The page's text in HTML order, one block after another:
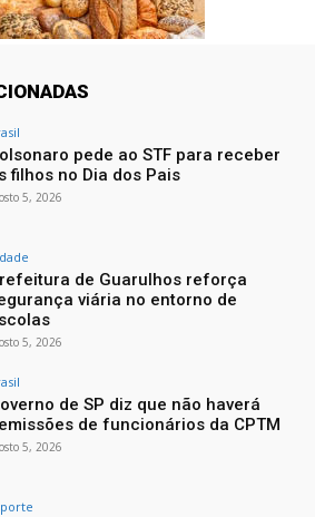
pede ao STF para receber
filhos no Dia dos Pais
5, 2026
de Guarulhos reforça
viária no entorno de
5, 2026
de SP diz que não haverá
de funcionários da CPTM
5, 2026